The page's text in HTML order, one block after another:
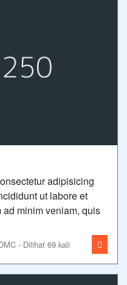
adipisicing
ut labore et
minim veniam, quis
- Dilihat 69 kali